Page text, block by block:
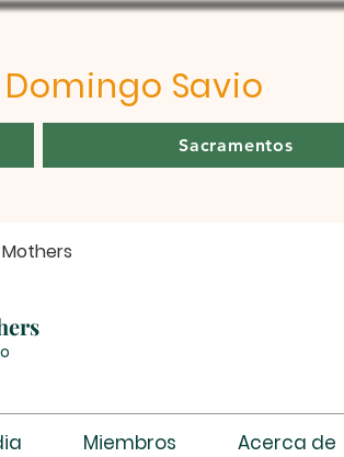
Domingo Savio
Sacramentos
Miembros Acerca de